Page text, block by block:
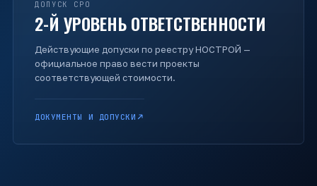
ДОПУСК СРО
2-Й УРОВЕНЬ ОТВЕТСТВЕННОСТИ
Действующие допуски по реестру НОСТРОЙ —
официальное право вести проекты
соответствующей стоимости.
ДОКУМЕНТЫ И ДОПУСКИ